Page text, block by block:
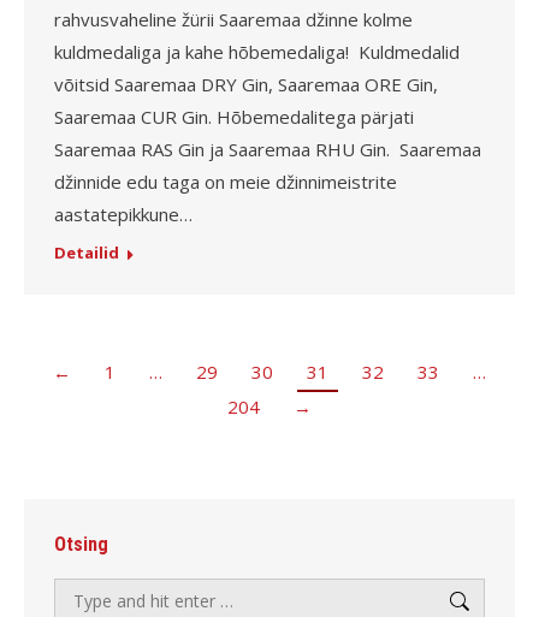
rahvusvaheline žürii Saaremaa džinne kolme
kuldmedaliga ja kahe hõbemedaliga! ⁠ Kuldmedalid
võitsid Saaremaa DRY Gin, Saaremaa ORE Gin,
Saaremaa CUR Gin. Hõbemedalitega pärjati
Saaremaa RAS Gin ja Saaremaa RHU Gin. ⁠ Saaremaa
džinnide edu taga on meie džinnimeistrite
aastatepikkune…
Detailid
← 1 … 29 30 31 32 33
…
204
→
Otsing
Search: